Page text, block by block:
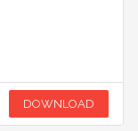
DOWNLOAD